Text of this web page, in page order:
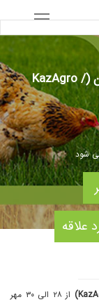
نمایشگاه کشاورزی و دامپروری قزاقستان (KazAgro /
شود
علاقه
از ۲۸ الی ۳۰ مهر